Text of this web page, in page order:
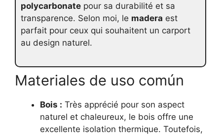
polycarbonate pour sa durabilité et sa
transparence. Selon moi, le madera est
parfait pour ceux qui souhaitent un carport
au design naturel.
Materiales de uso común
Bois : Très apprécié pour son aspect
naturel et chaleureux, le bois offre une
excellente isolation thermique. Toutefois,